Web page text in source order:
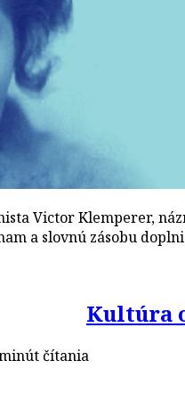
Victor Klemperer,
a slovnú zásobu
Kultúra
čítania